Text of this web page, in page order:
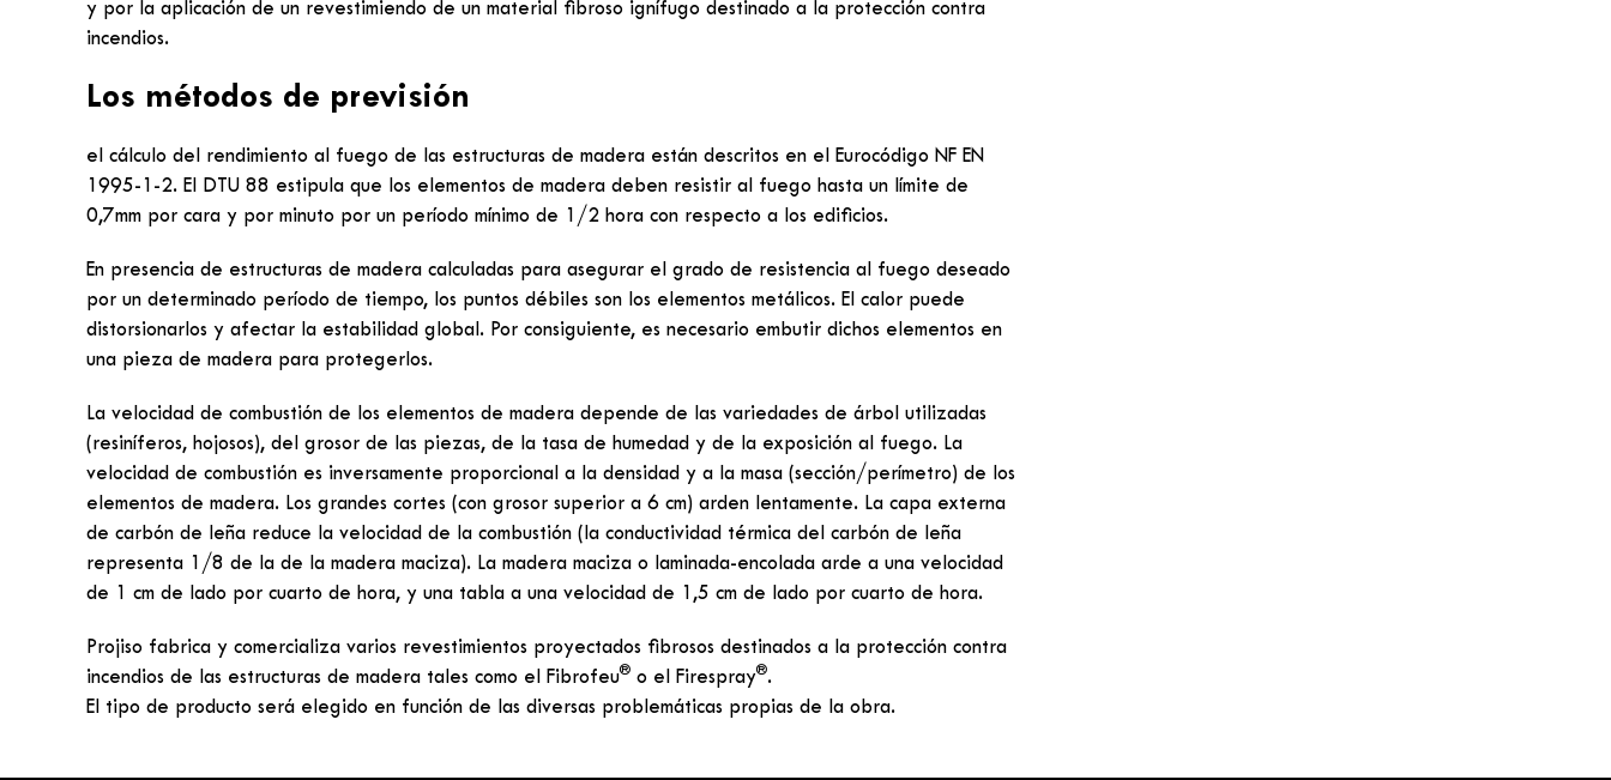
y por la aplicación de un revestimiendo de un material fibroso ignífugo destinado a la protección contra
incendios.
Los métodos de previsión
el cálculo del rendimiento al fuego de las estructuras de madera están descritos en el Eurocódigo NF EN
1995-1-2. El DTU 88 estipula que los elementos de madera deben resistir al fuego hasta un límite de
0,7mm por cara y por minuto por un período mínimo de 1/2 hora con respecto a los edificios.
En presencia de estructuras de madera calculadas para asegurar el grado de resistencia al fuego deseado
por un determinado período de tiempo, los puntos débiles son los elementos metálicos. El calor puede
distorsionarlos y afectar la estabilidad global. Por consiguiente, es necesario embutir dichos elementos en
una pieza de madera para protegerlos.
La velocidad de combustión de los elementos de madera depende de las variedades de árbol utilizadas
(resiníferos, hojosos), del grosor de las piezas, de la tasa de humedad y de la exposición al fuego. La
velocidad de combustión es inversamente proporcional a la densidad y a la masa (sección/perímetro) de los
elementos de madera. Los grandes cortes (con grosor superior a 6 cm) arden lentamente. La capa externa
de carbón de leña reduce la velocidad de la combustión (la conductividad térmica del carbón de leña
representa 1/8 de la de la madera maciza). La madera maciza o laminada-encolada arde a una velocidad
de 1 cm de lado por cuarto de hora, y una tabla a una velocidad de 1,5 cm de lado por cuarto de hora.
Projiso fabrica y comercializa varios revestimientos proyectados fibrosos destinados a la protección contra
incendios de las estructuras de madera tales como el Fibrofeu® o el Firespray®.
El tipo de producto será elegido en función de las diversas problemáticas propias de la obra.